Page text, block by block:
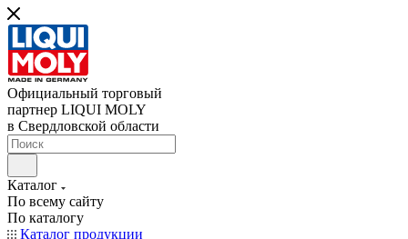
Официальный торговый
партнер LIQUI MOLY
в Свердловской области
Каталог
По всему сайту
По каталогу
Каталог продукции